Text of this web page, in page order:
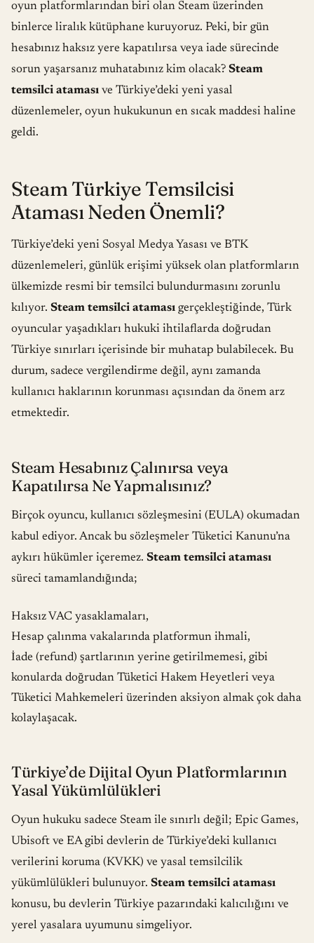
oyun platformlarından biri olan Steam üzerinden
binlerce liralık kütüphane kuruyoruz. Peki, bir gün
hesabınız haksız yere kapatılırsa veya iade sürecinde
sorun yaşarsanız muhatabınız kim olacak? Steam
temsilci ataması ve Türkiye’deki yeni yasal
düzenlemeler, oyun hukukunun en sıcak maddesi haline
geldi.
Steam Türkiye Temsilcisi
Ataması Neden Önemli?
Türkiye’deki yeni Sosyal Medya Yasası ve BTK
düzenlemeleri, günlük erişimi yüksek olan platformların
ülkemizde resmi bir temsilci bulundurmasını zorunlu
kılıyor. Steam temsilci ataması gerçekleştiğinde, Türk
oyuncular yaşadıkları hukuki ihtilaflarda doğrudan
Türkiye sınırları içerisinde bir muhatap bulabilecek. Bu
durum, sadece vergilendirme değil, aynı zamanda
kullanıcı haklarının korunması açısından da önem arz
etmektedir.
Steam Hesabınız Çalınırsa veya
Kapatılırsa Ne Yapmalısınız?
Birçok oyuncu, kullanıcı sözleşmesini (EULA) okumadan
kabul ediyor. Ancak bu sözleşmeler Tüketici Kanunu’na
aykırı hükümler içeremez. Steam temsilci ataması
süreci tamamlandığında;
Haksız VAC yasaklamaları,
Hesap çalınma vakalarında platformun ihmali,
İade (refund) şartlarının yerine getirilmemesi, gibi
konularda doğrudan Tüketici Hakem Heyetleri veya
Tüketici Mahkemeleri üzerinden aksiyon almak çok daha
kolaylaşacak.
Türkiye’de Dijital Oyun Platformlarının
Yasal Yükümlülükleri
Oyun hukuku sadece Steam ile sınırlı değil; Epic Games,
Ubisoft ve EA gibi devlerin de Türkiye’deki kullanıcı
verilerini koruma (KVKK) ve yasal temsilcilik
yükümlülükleri bulunuyor. Steam temsilci ataması
konusu, bu devlerin Türkiye pazarındaki kalıcılığını ve
yerel yasalara uyumunu simgeliyor.